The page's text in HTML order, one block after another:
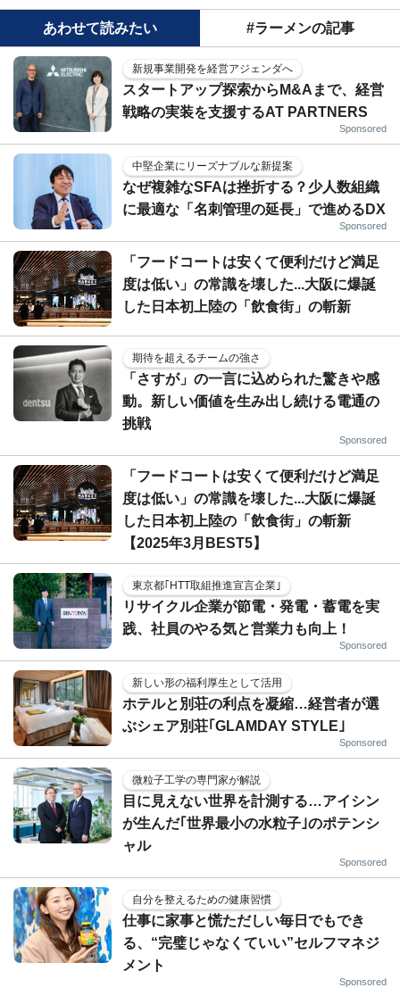
あわせて読みたい #ラーメンの記事
新規事業開発を経営アジェンダへ
スタートアップ探索からM&Aまで、経営
戦略の実装を支援するAT PARTNERS
Sponsored
中堅企業にリーズナブルな新提案
なぜ複雑なSFAは挫折する？少人数組織
に最適な「名刺管理の延長」で進めるDX
Sponsored
「フードコートは安くて便利だけど満足
度は低い」の常識を壊した...大阪に爆誕
した日本初上陸の「飲食街」の斬新
期待を超えるチームの強さ
「さすが」の一言に込められた驚きや感
動。新しい価値を生み出し続ける電通の
挑戦
Sponsored
「フードコートは安くて便利だけど満足
度は低い」の常識を壊した...大阪に爆誕
した日本初上陸の「飲食街」の斬新
【2025年3月BEST5】
東京都｢HTT取組推進宣言企業｣
リサイクル企業が節電・発電・蓄電を実
践、社員のやる気と営業力も向上！
Sponsored
新しい形の福利厚生として活用
ホテルと別荘の利点を凝縮…経営者が選
ぶシェア別荘｢GLAMDAY STYLE｣
Sponsored
微粒子工学の専門家が解説
目に見えない世界を計測する…アイシン
が生んだ｢世界最小の水粒子｣のポテンシ
ャル
Sponsored
自分を整えるための健康習慣
仕事に家事と慌ただしい毎日でもでき
る、“完璧じゃなくていい”セルフマネジ
メント
Sponsored